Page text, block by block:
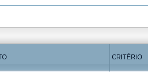
CRITÉRIO